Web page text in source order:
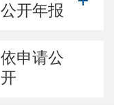
公开年报
依申请公
开